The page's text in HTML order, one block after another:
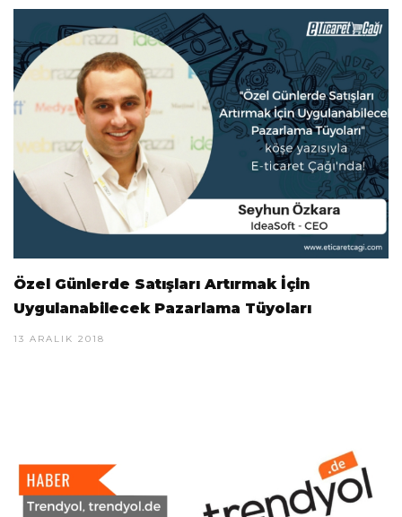
Özel Günlerde Satışları Artırmak İçin
Uygulanabilecek Pazarlama Tüyoları
13 ARALIK 2018